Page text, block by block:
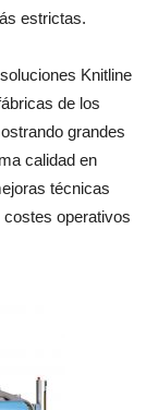
estrictas.
Knitline
de los
grandes
calidad en
técnicas
operativos